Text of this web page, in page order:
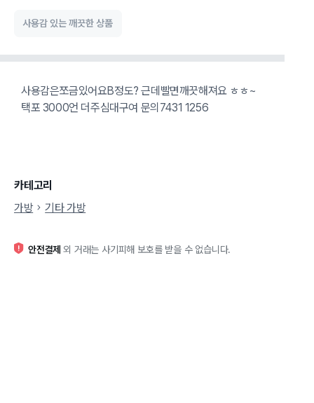
사용감 있는 깨끗한 상품
사용감은쪼금있어요B정도? 근데빨면깨끗해져요 ㅎㅎ~
택포 3000언 더주심대구여 문의7431 1256
카테고리
가방
기타 가방
안전결제 외 거래는 사기피해 보호를 받을 수 없습니다.